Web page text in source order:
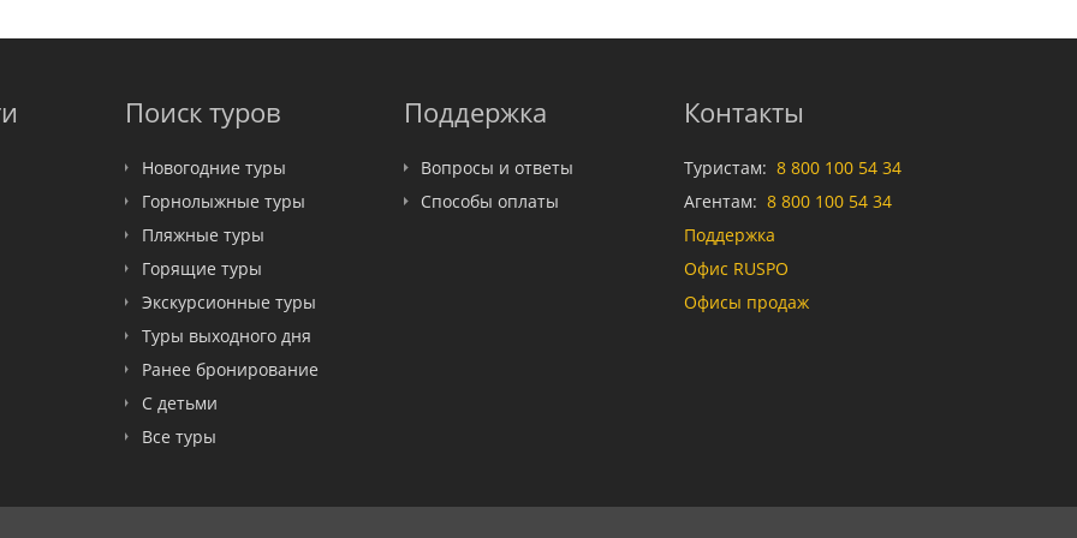
Поиск туров
Новогодние туры
Горнолыжные туры
Пляжные туры
Горящие туры
Экскурсионные туры
Туры выходного дня
Ранее бронирование
С детьми
Все туры
Поддержка
Вопросы и ответы
Способы оплаты
Контакты
Туристам: 8 800 100 54 34
Агентам: 8 800 100 54 34
Поддержка
Офис RUSPO
Офисы продаж